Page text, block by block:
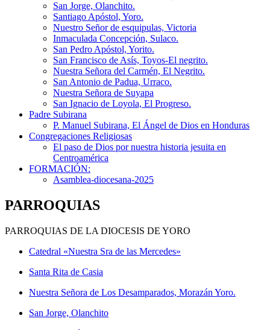
San Jorge, Olanchito.
Santiago Apóstol, Yoro.
Nuestro Señor de esquipulas, Victoria
Inmaculada Concepción, Sulaco.
San Pedro Apóstol, Yorito.
San Francisco de Asís, Toyos-El negrito.
Nuestra Señora del Carmén, El Negrito.
San Antonio de Padua, Urraco.
Nuestra Señora de Suyapa
San Ignacio de Loyola, El Progreso.
Padre Subirana
P. Manuel Subirana, El Ángel de Dios en Honduras
Congregaciones Religiosas
El paso de Dios por nuestra historia jesuita en
Centroamérica
FORMACIÓN:
Asamblea-diocesana-2025
PARROQUIAS
PARROQUIAS DE LA DIOCESIS DE YORO
Catedral «Nuestra Sra de las Mercedes»
Santa Rita de Casia
Nuestra Señora de Los Desamparados, Morazán Yoro.
San Jorge, Olanchito